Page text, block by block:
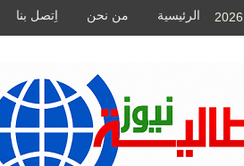
الرئيسية من نحن اِتصل بنا